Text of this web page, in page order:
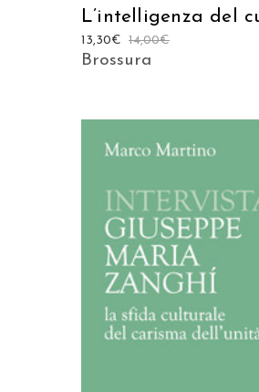
L’intelligenza del
14,00€
13,30€
Brossura
AGGIUNGI AL